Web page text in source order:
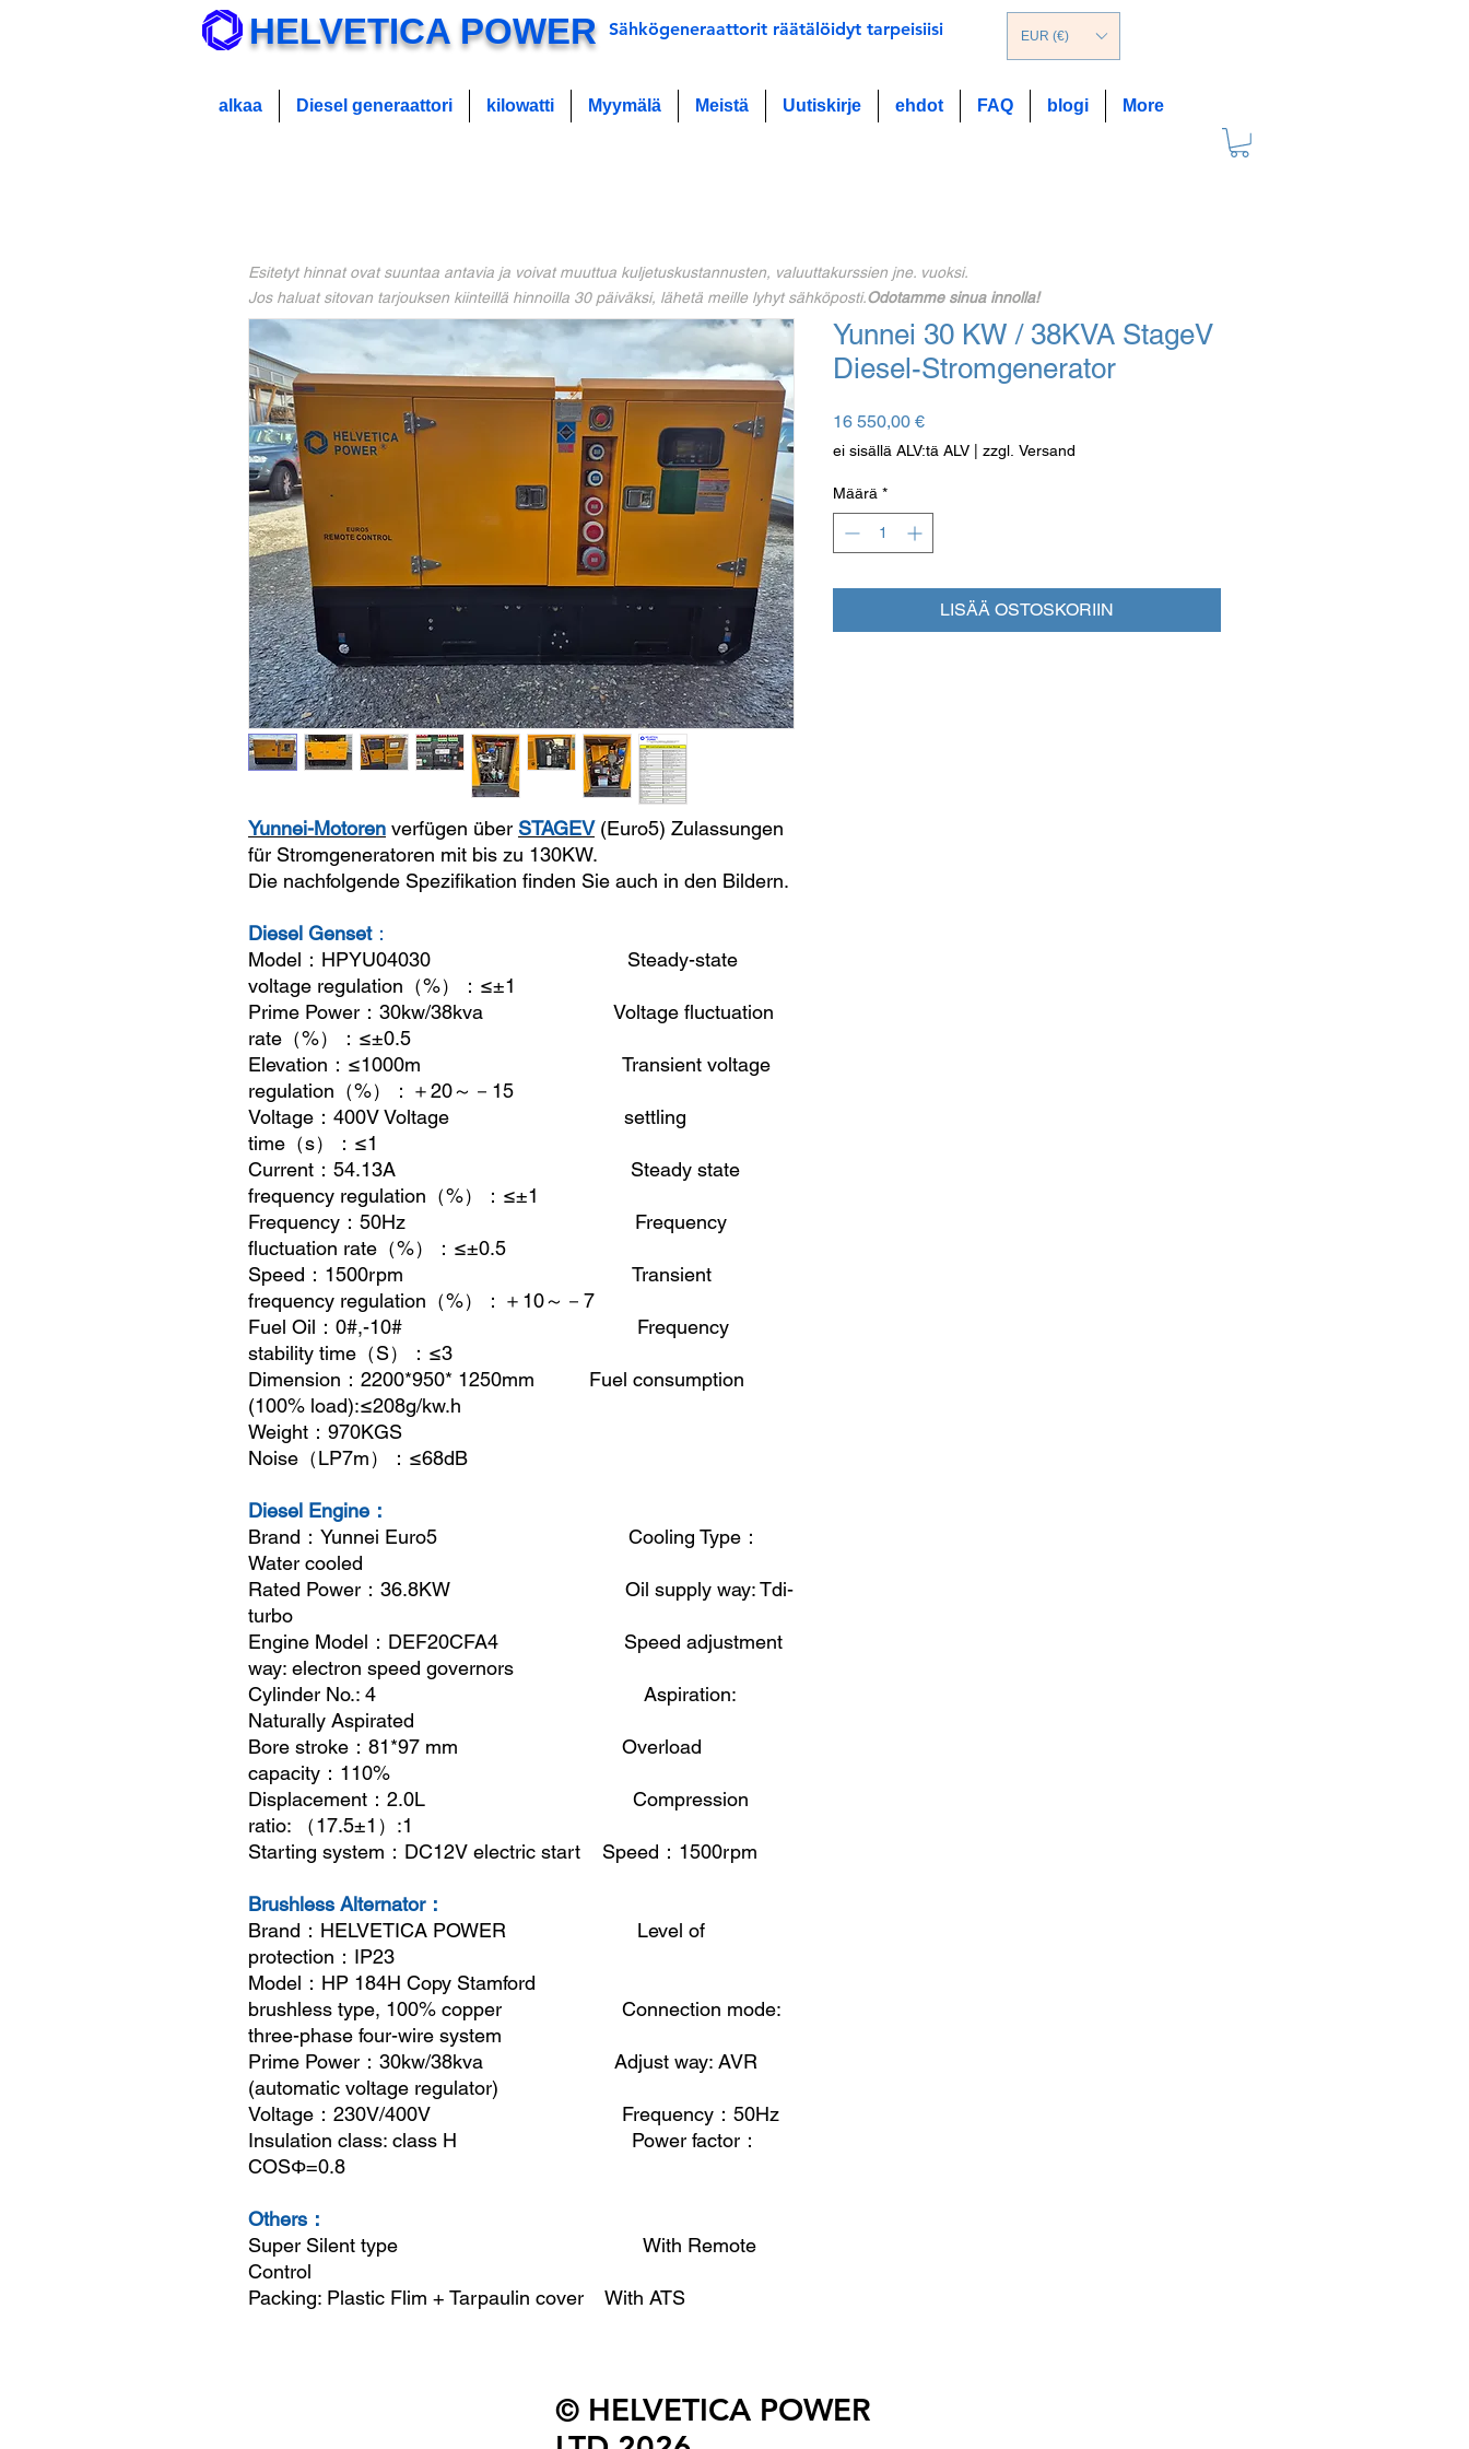
HELVETICA POWER Sähkögeneraattorit räätälöidyt tarpeisiisi EUR (€)
alkaa Diesel generaattori kilowatti Myymälä Meistä Uutiskirje ehdot FAQ blogi More
Yunnei-Motoren verfügen über STAGEV(Euro5) Zulassungen
für Stromgeneratoren mit bis zu 130KW.
Die nachfolgende Spezifikation finden Sie auch in den Bildern.
Diesel Genset：
Model ： HPYU04030 Steady-state
voltage regulation （%）： ≤±1
Prime Power ： 30kw/38kva Voltage fluctuation
rate （%）： ≤±0.5
Elevation ： ≤1000m Transient voltage
regulation （%）：＋20～－ 15
Voltage ： 400V Voltage settling
time （s）： ≤1
Current ： 54.13A Steady state
frequency regulation （%）： ≤±1
Frequency ： 50Hz Frequency
fluctuation rate （%）： ≤±0.5
Speed ： 1500rpm Transient
frequency regulation （%）：＋ 10～－ 7
Fuel Oil ： 0#,-10# Frequency
stability time （S）： ≤3
Dimension ： 2200*950* 1250mm Fuel consumption
(100% load):≤208g/kw.h
Weight ： 970KGS
Noise （LP7m）： ≤68dB
Diesel Engine：
Brand ： Yunnei Euro5 Cooling Type ：
Water cooled
Rated Power ： 36.8KW Oil supply way: Tdi-
turbo
Engine Model ： DEF20CFA4 Speed adjustment
way: electron speed governors
Cylinder No.: 4 Aspiration:
Naturally Aspirated
Bore stroke ： 81*97 mm Overload
capacity ： 110%
Displacement ： 2.0L Compression
ratio:
（17.5±1 ） :1
Starting system ： DC12V electric start Speed ： 1500rpm
Brushless Alternator：
Brand ： HELVETICA POWER Level of
protection ： IP23
Model ： HP 184H Copy Stamford
brushless type, 100% copper Connection mode:
three-phase four-wire system
Prime Power ： 30kw/38kva Adjust way: AVR
(automatic voltage regulator)
Voltage ： 230V/400V Frequency ： 50Hz
Insulation class: class H Power factor ：
COSΦ=0.8
Others：
Super Silent type With Remote
Control
Packing: Plastic Flim + Tarpaulin cover With ATS
Yunnei 30 KW / 38KVA StageV
Diesel-Stromgenerator
16 550,00 €Hinta
ei sisällä ALV:tä ALV zzgl. Versand
Määrä *
LISÄÄ OSTOSKORIIN
Esitetyt hinnat ovat suuntaa antavia ja voivat muuttua kuljetuskustannusten, valuuttakurssien jne. vuoksi.
Jos haluat sitovan tarjouksen kiinteillä hinnoilla 30 päiväksi, lähetä meille lyhyt sähköposti.Odotamme sinua innolla!
© HELVETICA POWER